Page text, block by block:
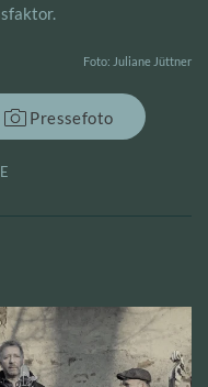
Foto: Juliane Jüttner
Pressefoto